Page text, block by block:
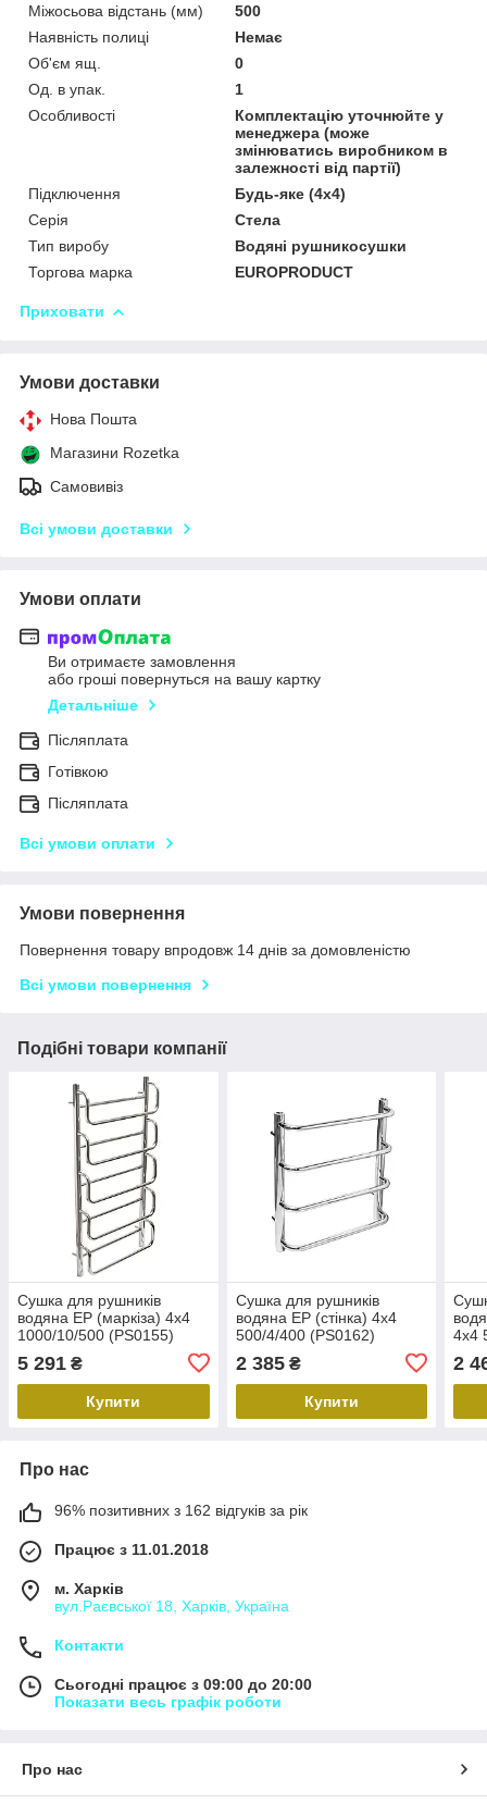
Міжосьова відстань (мм)
500
Наявність полиці
Немає
Об'єм ящ.
0
Од. в упак.
1
Особливості
Комплектацію уточнюйте у
менеджера (може
змінюватись виробником в
залежності від партії)
Підключення
Будь-яке (4х4)
Серія
Стела
Тип виробу
Водяні рушникосушки
Торгова марка
EUROPRODUCT
Приховати
Умови доставки
Нова Пошта
Магазини Rozetka
Самовивіз
Всі умови доставки
Умови оплати
Ви отримаєте замовлення
або гроші повернуться на вашу картку
Детальніше
Післяплата
Готівкою
Післяплата
Всі умови оплати
Умови повернення
Повернення товару впродовж 14 днів за домовленістю
Всі умови повернення
Подібні товари компанії
Сушка для рушників
водяна EP (маркіза) 4х4
1000/10/500 (PS0155)
5 291 ₴
Купити
Сушка для рушників
водяна EP (стінка) 4х4
500/4/400 (PS0162)
2 385₴
Купити
4х4
2
Про нас
96% позитивних з 162 відгуків за рік
Працює з 11.01.2018
м. Харків
вул.Раєвської 18, Харків, Україна
Контакти
Сьогодні працює з 09:00 до 20:00
Показати весь графік роботи
Про нас